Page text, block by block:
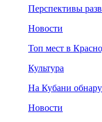
Перспективы
Новости
Топ мест в
Культура
На Кубани
Новости